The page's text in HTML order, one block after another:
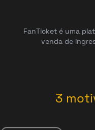
FanTicket é uma
venda de
3